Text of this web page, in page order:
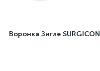
Воронка Зигле SURGICON